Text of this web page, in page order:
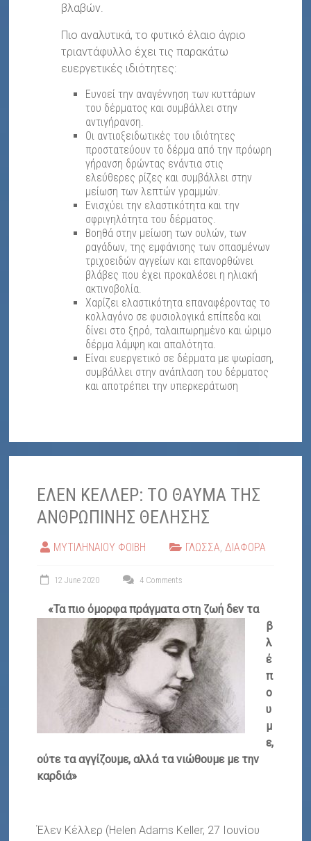
βλαβών.
Πιο αναλυτικά, το φυτικό έλαιο άγριο
τριαντάφυλλο έχει τις παρακάτω
ευεργετικές ιδιότητες:
Ευνοεί την αναγέννηση των κυττάρων
του δέρματος και συμβάλλει στην
αντιγήρανση.
Οι αντιοξειδωτικές του ιδιότητες
προστατεύουν το δέρμα από την πρόωρη
γήρανση δρώντας ενάντια στις
ελεύθερες ρίζες και συμβάλλει στην
μείωση των λεπτών γραμμών.
Ενισχύει την ελαστικότητα και την
σφριγηλότητα του δέρματος.
Βοηθά στην μείωση των ουλών, των
ραγάδων, της εμφάνισης των σπασμένων
τριχοειδών αγγείων και επανορθώνει
βλάβες που έχει προκαλέσει η ηλιακή
ακτινοβολία.
Χαρίζει ελαστικότητα επαναφέροντας το
κολλαγόνο σε φυσιολογικά επίπεδα και
δίνει στο ξηρό, ταλαιπωρημένο και ώριμο
δέρμα λάμψη και απαλότητα.
Είναι ευεργετικό σε δέρματα με ψωρίαση,
συμβάλλει στην ανάπλαση του δέρματος
και αποτρέπει την υπερκεράτωση
ΕΛΕΝ ΚΕΛΛΕΡ: ΤΟ ΘΑΥΜΑ ΤΗΣ
ΑΝΘΡΩΠΙΝΗΣ ΘΕΛΗΣΗΣ
ΜΥΤΙΛΗΝΑΙΟΥ ΦΟΙΒΗ ΓΛΩΣΣΑ, ΔΙΑΦΟΡΑ
12 June 2020 4 Comments
«Τα πιο όμορφα πράγματα στη ζωή δεν τα
β
λ
έ
π
ο
υ
μ
ε,
ούτε τα αγγίζουμε, αλλά τα νιώθουμε με την
καρδιά»
Έλεν Κέλλερ (Helen Adams Keller, 27 Ιουνίου